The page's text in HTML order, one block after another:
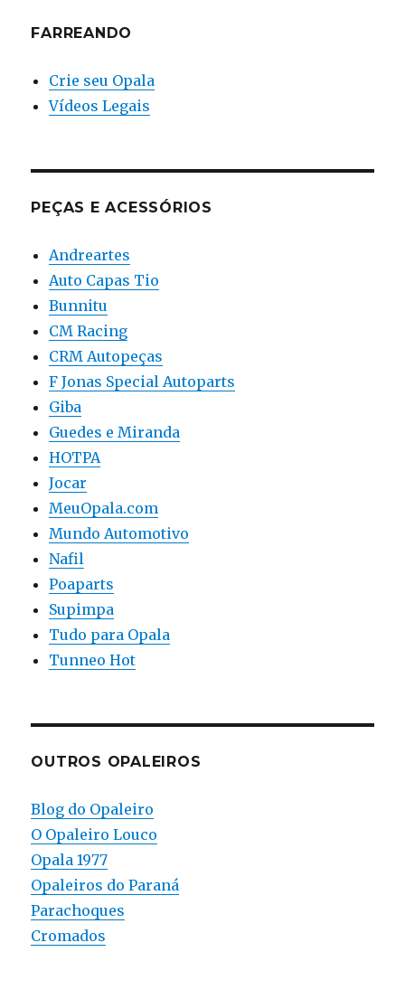
FARREANDO
Crie seu Opala
Vídeos Legais
PEÇAS E ACESSÓRIOS
Andreartes
Auto Capas Tio
Bunnitu
CM Racing
CRM Autopeças
F Jonas Special Autoparts
Giba
Guedes e Miranda
HOTPA
Jocar
MeuOpala.com
Mundo Automotivo
Nafil
Poaparts
Supimpa
Tudo para Opala
Tunneo Hot
OUTROS OPALEIROS
Blog do Opaleiro
O Opaleiro Louco
Opala 1977
Opaleiros do Paraná
Parachoques
Cromados